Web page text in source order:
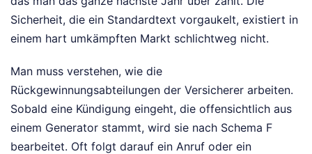
Sicherheit, die ein Standardtext vorgaukelt, existiert in
einem hart umkämpften Markt schlichtweg nicht.
Man muss verstehen, wie die
Rückgewinnungsabteilungen der Versicherer arbeiten.
Sobald eine Kündigung eingeht, die offensichtlich aus
einem Generator stammt, wird sie nach Schema F
bearbeitet. Oft folgt darauf ein Anruf oder ein